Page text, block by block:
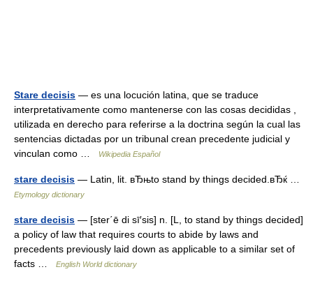
Stare decisis — es una locución latina, que se traduce
interpretativamente como mantenerse con las cosas decididas ,
utilizada en derecho para referirse a la doctrina según la cual las
sentencias dictadas por un tribunal crean precedente judicial y
vinculan como …
Wikipedia Español
stare decisis — Latin, lit. вЂњto stand by things decided.вЂќ …
Etymology dictionary
stare decisis — [ster΄ē di sī′sis] n. [L, to stand by things decided]
a policy of law that requires courts to abide by laws and
precedents previously laid down as applicable to a similar set of
facts …
English World dictionary